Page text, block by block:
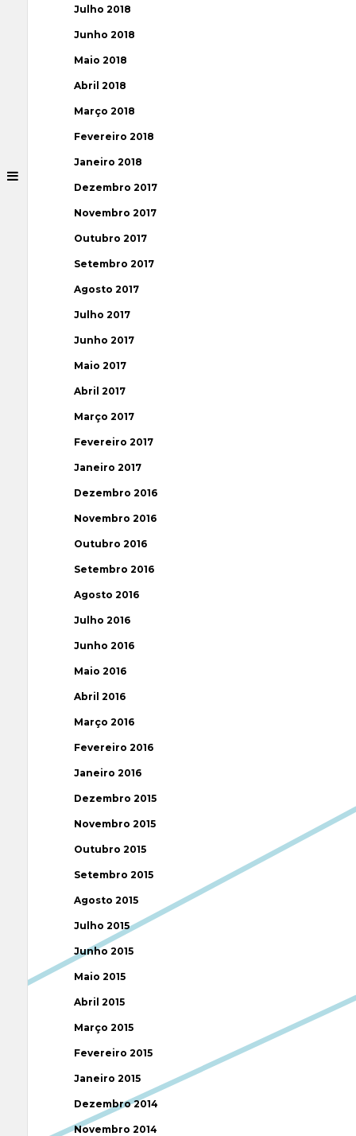
Julho 2018
Junho 2018
Maio 2018
Abril 2018
Março 2018
Fevereiro 2018
Janeiro 2018
Dezembro 2017
Novembro 2017
Outubro 2017
Setembro 2017
Agosto 2017
Julho 2017
Junho 2017
Maio 2017
Abril 2017
Março 2017
Fevereiro 2017
Janeiro 2017
Dezembro 2016
Novembro 2016
Outubro 2016
Setembro 2016
Agosto 2016
Julho 2016
Junho 2016
Maio 2016
Abril 2016
Março 2016
Fevereiro 2016
Janeiro 2016
Dezembro 2015
Novembro 2015
Outubro 2015
Setembro 2015
Agosto 2015
Julho 2015
Junho 2015
Maio 2015
Abril 2015
Março 2015
Fevereiro 2015
Janeiro 2015
Dezembro 2014
Novembro 2014